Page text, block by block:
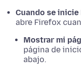
Cuando se inicie
abre Firefox
Mostrar mi
página de
abajo.